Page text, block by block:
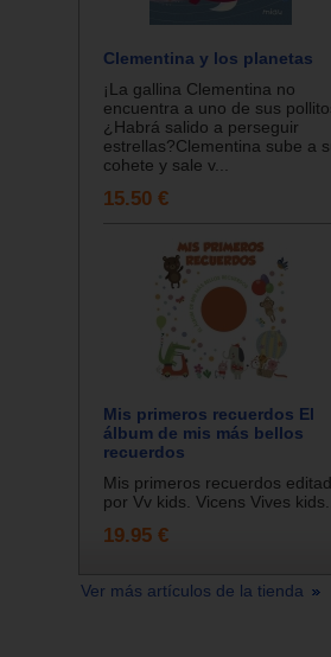
Clementina y los planetas
¡La gallina Clementina no
encuentra a uno de sus
¿Habrá salido a perseguir
estrellas?Clementina sube a
cohete y sale v...
15.50 €
Mis primeros recuerdos El
álbum de mis más bellos
recuerdos
Mis primeros recuerdos
por Vv kids. Vicens Vives
19.95 €
Ver más artículos de la tienda